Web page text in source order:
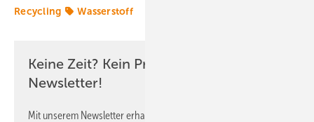
Recycling
Wasserstoff
Keine Zeit? Kein Problem mit dem ERE
Newsletter!
Mit unserem Newsletter erhalten Sie regelmäßig von uns